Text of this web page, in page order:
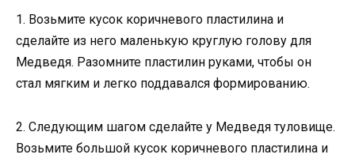
1. Возьмите кусок коричневого пластилина и
сделайте из него маленькую круглую голову для
Медведя. Разомните пластилин руками, чтобы он
стал мягким и легко поддавался формированию.
2. Следующим шагом сделайте у Медведя туловище.
Возьмите большой кусок коричневого пластилина и